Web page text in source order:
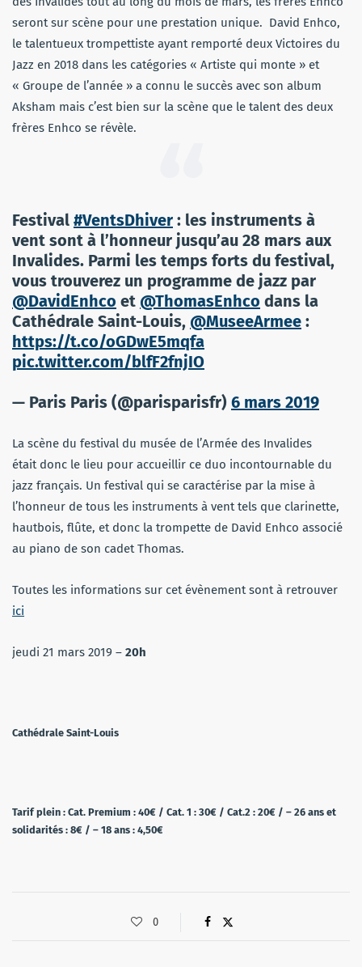
seront sur scène pour une prestation unique. David Enhco,
le talentueux trompettiste ayant remporté deux Victoires du
Jazz en 2018 dans les catégories « Artiste qui monte » et
« Groupe de l’année » a connu le succès avec son album
Aksham mais c’est bien sur la scène que le talent des deux
frères Enhco se révèle.
Festival #VentsDhiver : les instruments à
vent sont à l’honneur jusqu’au 28 mars aux
Invalides. Parmi les temps forts du festival,
vous trouverez un programme de jazz par
@DavidEnhco et @ThomasEnhco dans la
Cathédrale Saint-Louis, @MuseeArmee :
https://t.co/oGDwE5mqfa
pic.twitter.com/blfF2fnjIO
— Paris Paris (@parisparisfr) 6 mars 2019
La scène du festival du musée de l’Armée des Invalides
était donc le lieu pour accueillir ce duo incontournable du
jazz français. Un festival qui se caractérise par la mise à
l’honneur de tous les instruments à vent tels que clarinette,
hautbois, flûte, et donc la trompette de David Enhco associé
au piano de son cadet Thomas.
Toutes les informations sur cet évènement sont à retrouver
ici
jeudi 21 mars 2019 – 20h
Cathédrale Saint-Louis
Conditions
d’accès
Tarif plein : Cat. Premium : 40€ / Cat. 1 : 30€ / Cat.2 : 20€ / – 26 ans et
solidarités : 8€ / – 18 ans : 4,50€
0